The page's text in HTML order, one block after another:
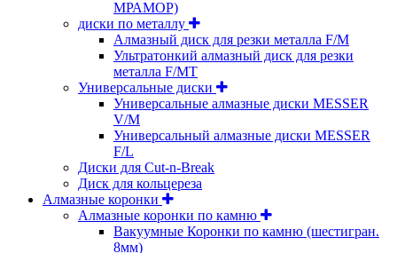
МРАМОР)
диски по металлу
Алмазный диск для резки металла F/M
Ультратонкий алмазный диск для резки
металла F/MT
Универсальные диски
Универсальные алмазные диски MESSER
V/M
Универсальный алмазные диски MESSER
F/L
Диски для Cut-n-Break
Диск для кольцереза
Алмазные коронки
Алмазные коронки по камню
Вакуумные Коронки по камню (шестигран.
8мм)